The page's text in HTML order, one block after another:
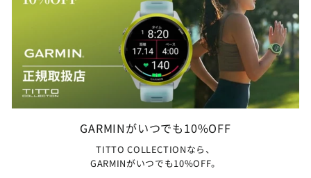
GARMINがいつでも10%OFF
TITTO COLLECTIONなら、
GARMINがいつでも10%OFF。